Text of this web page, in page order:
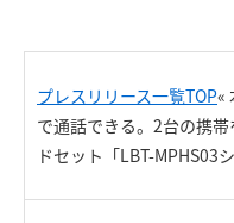
プレスリリース一覧TOP«
で通話できる。2台の携
ドセット「LBT-MPHS03